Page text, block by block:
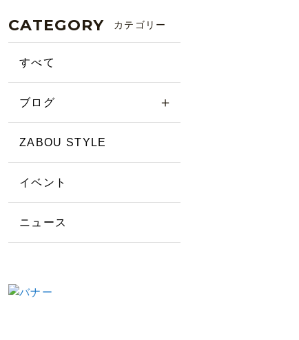
CATEGORY カテゴリー
すべて
ブログ
ZABOU STYLE
イベント
ニュース